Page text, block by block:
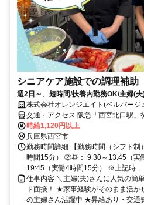
シニアケア施設での調理補助
週2日～、短時間/扶養内勤務OK/主婦(
株式会社オレンジエイト(ベルパージ
交通・アクセス 阪急「西宮北口駅」
時給1,120円以上
兵庫県西宮市
勤務時間詳細 【勤務時間（シフト
時間15分） ②昼： 9:30～13:45（実
19:45（実働4時間15分） ※上記時...
仕事内容 ＼主婦(夫)さんに人気の簡
ド面接！ ★家事経験がそのまま活
の主婦さん活躍中 ★昇給あり・交通